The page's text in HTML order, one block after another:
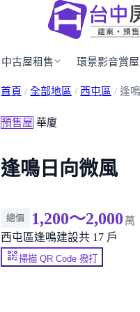
中古屋租售 環景影音賞屋
首頁 / 全部地區 / 西屯區 / 逢
預售屋 華廈
逢鳴日向微風
總價 1,200～2,000 萬
西屯區逢鳴建設共 17 戶
掃描 QR Code 撥打